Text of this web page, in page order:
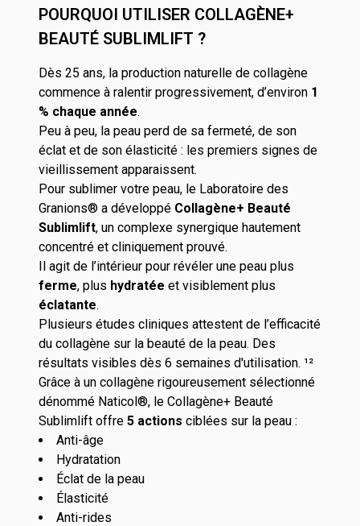
POURQUOI UTILISER COLLAGÈNE+
BEAUTÉ SUBLIMLIFT ?
Dès 25 ans, la production naturelle de collagène
commence à ralentir progressivement, d’environ 1
% chaque année.
Peu à peu, la peau perd de sa fermeté, de son
éclat et de son élasticité : les premiers signes de
vieillissement apparaissent.
Pour sublimer votre peau, le Laboratoire des
Granions® a développé Collagène+ Beauté
Sublimlift, un complexe synergique hautement
concentré et cliniquement prouvé.
Il agit de l’intérieur pour révéler une peau plus
ferme, plus hydratée et visiblement plus
éclatante.
Plusieurs études cliniques attestent de l’efficacité
du collagène sur la beauté de la peau. Des
résultats visibles dès 6 semaines d'utilisation. ¹²
Grâce à un collagène rigoureusement sélectionné
dénommé Naticol®, le Collagène+ Beauté
Sublimlift offre 5 actions ciblées sur la peau :
Anti-âge
Hydratation
Éclat de la peau
Élasticité
Anti-rides